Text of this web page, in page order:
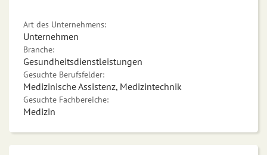
Art des Unternehmens:
Unternehmen
Branche:
Gesundheitsdienstleistungen
Gesuchte Berufsfelder:
Medizinische Assistenz, Medizintechnik
Gesuchte Fachbereiche:
Medizin